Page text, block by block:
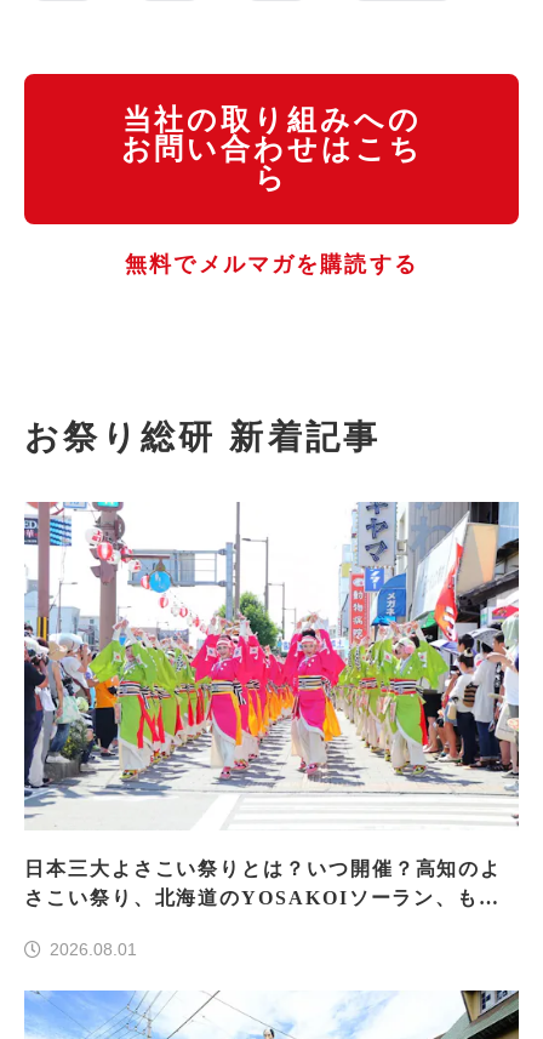
当社の取り組みへの
お問い合わせはこち
ら
無料でメルマガを購読する
お祭り総研 新着記事
日本三大よさこい祭りとは？いつ開催？高知のよ
さこい祭り、北海道のYOSAKOIソーラン、もう
2026.08.01